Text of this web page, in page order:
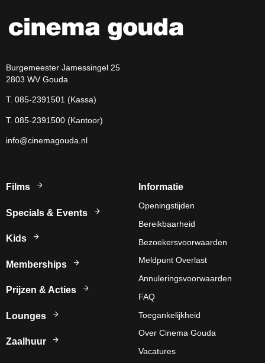
Burgemeester Jamessingel 25
2803 WV Gouda
T. 085-2391501 (Kassa)
T. 085-2391500 (Kantoor)
info@cinemagouda.nl
Films
Specials & Events
Kids
Memberships
Prijzen & Acties
Lounges
Zaalhuur
Informatie
Openingstijden
Bereikbaarheid
Bezoekersvoorwaarden
Meldpunt Overlast
Annuleringsvoorwaarden
FAQ
Toegankelijkheid
Over Cinema Gouda
Vacatures